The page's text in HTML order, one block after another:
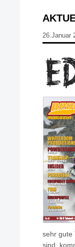
26.Januar
sehr gute
sind,